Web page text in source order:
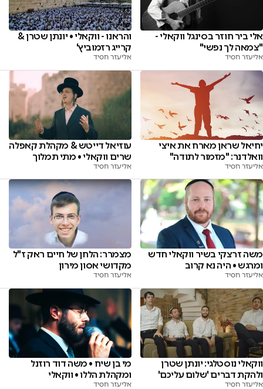
אלי ביר חוזר בסינגל ווקאלי -
"צמאה לך נפשי"
אליעזר חסיד
והראנו - ווקאלי • יונתן שטרן &
קרייג רזמוביץ'
אליעזר חסיד
יחיאל שראן מארח את איצי
וואלדנר: "מזמור לתודה"
אליעזר חסיד
עוזיאל דייטש & מקהלת קאפלה
שרים ווקאלי • מתי תמלוך
אליעזר חסיד
משה זרצקי בשיר ווקאלי חדש
ומרגש • היה נא קרוב
אליעזר חסיד
מצמרר: הלחן של חיים ראק ז"ל
מקדושי אסון מירון
אליעזר חסיד
ווקאלי נוסטלגי: יונתן שטרן
ולהקת דברים 'שלום עליכם'
אליעזר חסיד
מי בן שיח • משה דוד רוזנל
ומקהלת הללו • ווקאלי
אליעזר חסיד